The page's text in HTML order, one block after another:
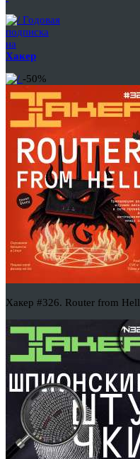
Годовая
подписка
на
Хакер
-50%
Хакер #326. Router from Hell